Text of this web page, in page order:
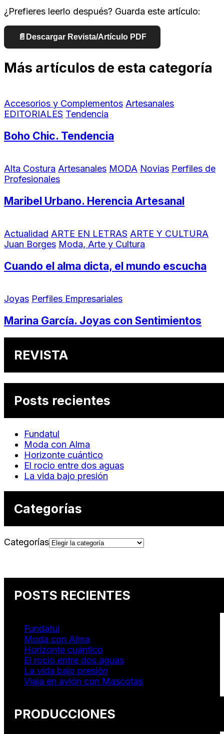
¿Prefieres leerlo después? Guarda este artículo:
📄 Descargar Revista/Artículo PDF
Más artículos de esta categoría
Accesorios y Complementos Artesanales
EDITORIALES Tendencia
Boho Chic. Tendencia
Alta Costura Artesanales MODA Novias Perfiles de
Profesionales
Maribel Urbano. Herencia Artesanal
Actualidad ARTE EN LETRAS ARTE Y CULTURA
Juan Borges Moda, Arte y Cultura
Cuando el alma dicta, el mundo escucha
Joyas Perfiles Empresariales
Marina García. Joyas con Sentimientos
REVISTA
Posts recientes
Fundatul
Moda con Alma
Horizonte cuántico
El rocio entre dos aguas
La vida bajo presión
Categorías
Categorías
POSTS RECIENTES
Fundatul
Moda con Alma
Horizonte cuántico
El rocio entre dos aguas
La vida bajo presión
Viaja en avión con Mascotas
PRODUCCIONES